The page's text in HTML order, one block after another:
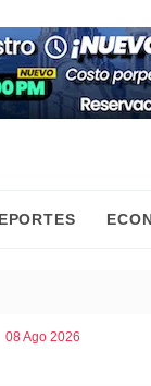
Esto es lo